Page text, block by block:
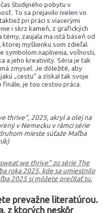
študijného pobytu v
To sa prejavilo nielen vo
pri práci s viacerými
i skrz kameň, z grafických
zaujala ma istá báseň od
myšlienku som zdieľal.
symbolom naplnenia, voľnosti,
a jeho kreativity. Séria je tak
zmysel. Je dôležité, aby
„cestu“ a získal tak svoje
je tou cestou práca.
thrive“, 2025, akryl a olej na
v Nemecku v rámci série
mieste súťaže Maľba
we thrive“ zo série The
roka 2025, kde sa umiestnilo
2025 si môžete prečítať tu.
prevažne literatúrou.
z ktorých neskôr